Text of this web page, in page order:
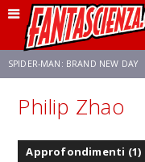
SPIDER-MAN: BRAND NEW DAY
FRANCO RICCIARDIELLO
Philip Zhao
Approfondimenti (1)